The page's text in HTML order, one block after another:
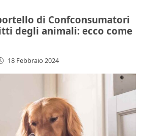
di Confconsumatori
degli animali: ecco come
18 Febbraio 2024